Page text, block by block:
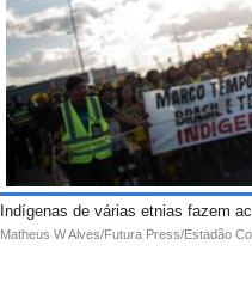
Indígenas de várias etnias fazem
Matheus W Alves/Futura Press/Estadão